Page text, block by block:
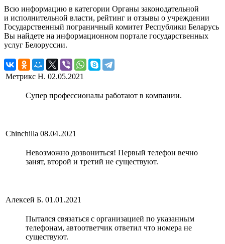
Всю информацию в категории Органы законодательной
и исполнительной власти, рейтинг и отзывы о учреждении
Государственный пограничный комитет Республики Беларусь
Вы найдете на информационном портале государственных
услуг Белоруссии.
Метрикс Н. 02.05.2021
Супер профессионалы работают в компании.
Chinchilla 08.04.2021
Невозможно дозвониться! Первый телефон вечно
занят, второй и третий не существуют.
Алексей Б. 01.01.2021
Пытался связаться с организацией по указанным
телефонам, автоответчик ответил что номера не
существуют.